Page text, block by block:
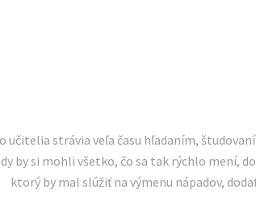
strávia veľa času hľadaním,
by si mohli všetko, čo sa tak rýchlo
ktorý by mal slúžiť na výmenu nápadov,